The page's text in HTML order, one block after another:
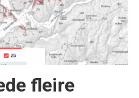
fleire